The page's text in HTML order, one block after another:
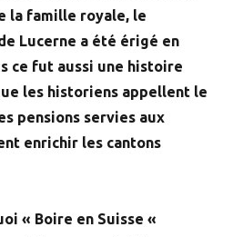
la famille royale, le
Lucerne a été érigé en
ce fut aussi une histoire
les historiens appellent le
pensions servies aux
enrichir les cantons
« Boire en Suisse «